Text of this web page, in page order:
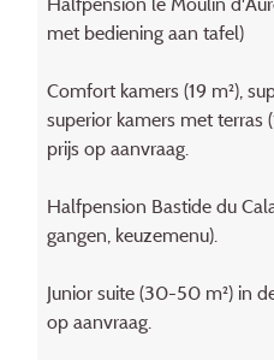
met bediening aan tafel)
Comfort kamers (19 m²),
superior kamers met terras
prijs op aanvraag.
Halfpension Bastide du
gangen, keuzemenu).
Junior suite (30-50 m²) in
op aanvraag.